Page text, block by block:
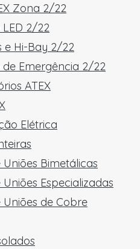
Zona 2/22
2/22
e Hi-Bay 2/22
Emergência 2/22
ATEX
Elétrica
Uniões Bimetálicas
Especializadas
Uniões de Cobre